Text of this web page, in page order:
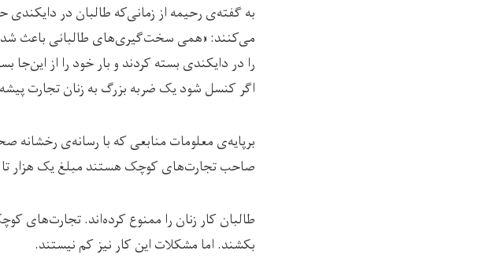
به گفته‌ی رحیمه از زمانی‌که طالبان در
می‌کنند: «همی سخت‌گیری‌های طالبانی باعث شد
را در دایکندی بسته کردند و بار خود را از
اگر کنسل شود یک ضربه بزرگ به زنان تجارت
صاحب تجارت‌های کوچک هستند مبلغ یک هزار تا یک هزار و 500 دالر
طالبان کار زنان را ممنوع کرده‌اند. تجارت‌های
بکشند. اما مشکلات این کار نیز کم نیستند.